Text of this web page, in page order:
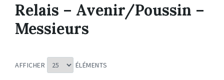
Relais – Avenir/Poussin –
Messieurs
AFFICHER ÉLÉMENTS